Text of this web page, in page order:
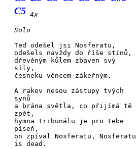
C5 4x
Solo
Teď odešel jsi Nosfe ratu,
odešels navždy do říše stínů,
dřevěným kůlem zbaven svý
síly,
česneku věncem zákeřným.
A rakev nesou zástupy tvých
synů
a brána světla, co přijímá tě
zpět,
hymna tribunálu je pro tebe
píseň,
on zpíval Nosferatu, Nosferatu
is dead.